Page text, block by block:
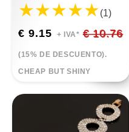
(1)
€ 9.15 + IVA* € 10.76
(15% DE DESCUENTO).
CHEAP BUT SHINY